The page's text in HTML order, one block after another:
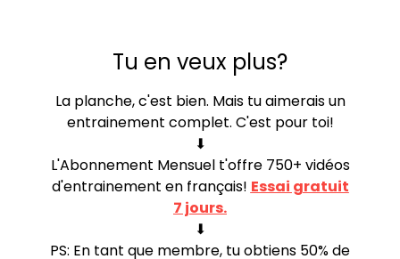
Tu en veux plus?
La planche, c'est bien. Mais tu aimerais un
entrainement complet. C'est pour toi!
⬇︎
L'Abonnement Mensuel t'offre 750+ vidéos
d'entrainement en français! Essai gratuit
7 jours.
⬇︎
PS: En tant que membre, tu obtiens 50% de